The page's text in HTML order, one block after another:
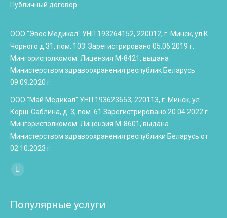
Публичный договор
ООО "Эвос Медикал" УНП 193264152, 220012, г. Минск, ул.К.
Чорного д.31, пом. 103. Зарегистрировано 05.06.2019 г.
Мингорисполкомом. Лицензия М-8421, выдана
Министерством здравоохранения республик Беларусь
09.09.2020 г.
ООО "Май Медикал" УНП 193623653, 220113, г. Минск, ул.
Корш-Саблина, д. 3, пом. 61 Зарегистрировано 20.04.2022 г.
Мингорисполкомом. Лицензия М-8601, выдана
Министерством здравоохранения республики Беларусь от
02.10.2023 г.
Найдите нас:
Instagram
opens
Популярные услуги